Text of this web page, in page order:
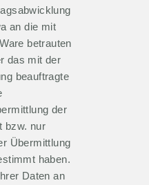
an die mit
betrauten
das mit der
beauftragte
der
bzw. nur
Übermittlung
haben.
Daten an